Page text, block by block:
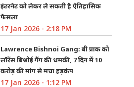
इंटरनेट को लेकर ले सकती है ऐतिहासिक
फैसला
17 Jan 2026 - 2:18 PM
Lawrence Bishnoi Gang: बी प्राक को
लॉरेंस बिश्नोई गैंग की धमकी, 7 दिन में 10
करोड़ की मांग से मचा हड़कंप
17 Jan 2026 - 1:12 PM